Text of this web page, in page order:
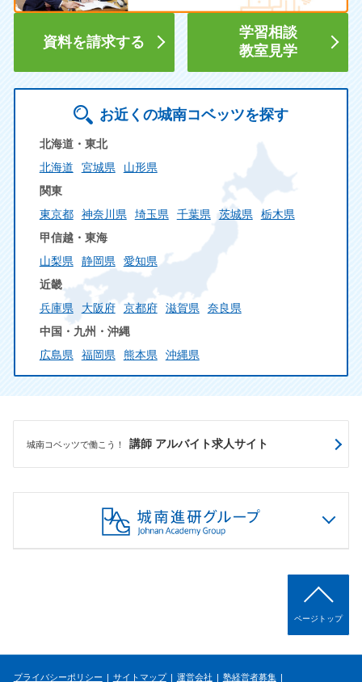
資料を請求する
学習相談
教室見学
お近くの城南コベッツを探す
北海道・東北
北海道
宮城県
山形県
関東
東京都
神奈川県 埼玉県 千葉県 茨城県
栃木県
甲信越・東海
山梨県
静岡県
愛知県
近畿
兵庫県
大阪府 京都府 滋賀県
奈良県
中国・九州・沖縄
広島県
福岡県 熊本県 沖縄県
城南コベッツで働こう！ 講師 アルバイト求人サイト
ページトップ
プライバシーポリシー サイトマップ 運営会社 塾経営者募集